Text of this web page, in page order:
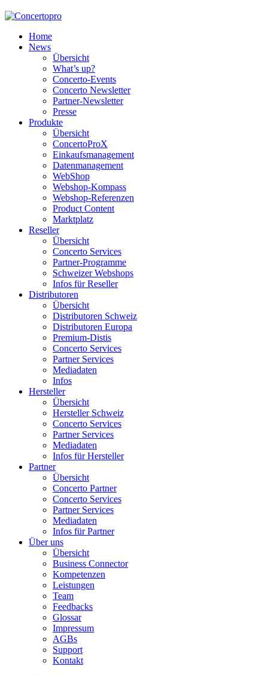
Home
News
Übersicht
What’s up?
Concerto-Events
Concerto Newsletter
Partner-Newsletter
Presse
Produkte
Übersicht
ConcertoProX
Einkaufsmanagement
Datenmanagement
WebShop
Webshop-Kompass
Webshop-Referenzen
Product Content
Marktplatz
Reseller
Übersicht
Concerto Services
Partner-Programme
Schweizer Webshops
Infos für Reseller
Distributoren
Übersicht
Distributoren Schweiz
Distributoren Europa
Premium-Distis
Concerto Services
Partner Services
Mediadaten
Infos
Hersteller
Übersicht
Hersteller Schweiz
Concerto Services
Partner Services
Mediadaten
Infos für Hersteller
Partner
Übersicht
Concerto Partner
Concerto Services
Partner Services
Mediadaten
Infos für Partner
Über uns
Übersicht
Business Connector
Kompetenzen
Leistungen
Team
Feedbacks
Glossar
Impressum
AGBs
Support
Kontakt